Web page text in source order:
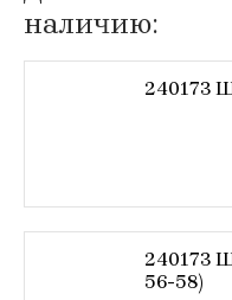
наличию:
240173
240173
56-58)